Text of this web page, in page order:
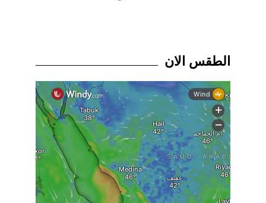
الطقس الان